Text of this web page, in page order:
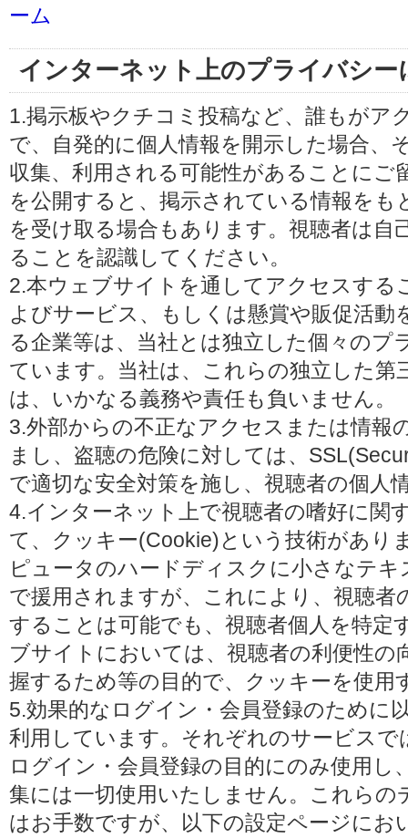
ーム
インターネット上のプライバシー
1.掲示板やクチコミ投稿など、誰もがア
で、自発的に個人情報を開示した場合、
収集、利用される可能性があることに
を公開すると、掲示されている情報を
を受け取る場合もあります。視聴者は自
ることを認識してください。
2.本ウェブサイトを通してアクセスする
よびサービス、もしくは懸賞や販促活動
る企業等は、当社とは独立した個々のプ
ています。当社は、これらの独立した第
は、いかなる義務や責任も負いません。
3.外部からの不正なアクセスまたは情報
まし、盗聴の危険に対しては、
で適切な安全対策を施し、視聴者の個人
4.インターネット上で視聴者の嗜好に関
て、クッキー(Cookie)という技術があり
ピュータのハードディスクに小さなテ
で援用されますが、これにより、視聴
することは可能でも、視聴者個人を特定
ブサイトにおいては、視聴者の利便性の
握するため等の目的で、クッキーを使用
5.効果的なログイン・会員登録のために
利用しています。それぞれのサービス
ログイン・会員登録の目的にのみ使用し
集には一切使用いたしません。これらの
はお手数ですが、以下の設定ページにお